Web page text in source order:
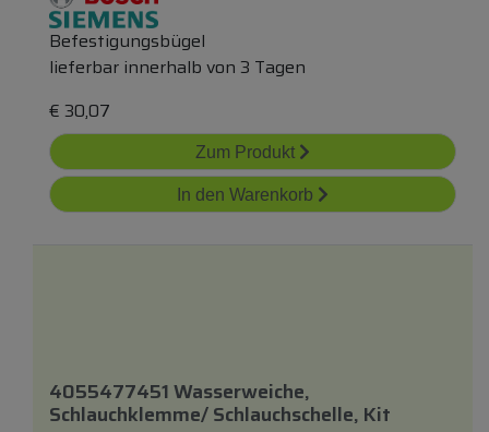
Befestigungsbügel
lieferbar innerhalb von 3 Tagen
€ 30,07
Zum Produkt
In den Warenkorb
4055477451 Wasserweiche,
Schlauchklemme/ Schlauchschelle, Kit